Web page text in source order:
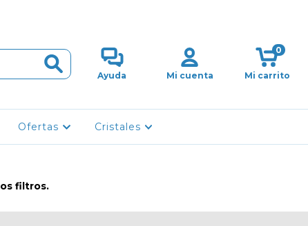
Ayuda Mi cuenta Mi carrito
0
Ofertas Cristales
filtros.